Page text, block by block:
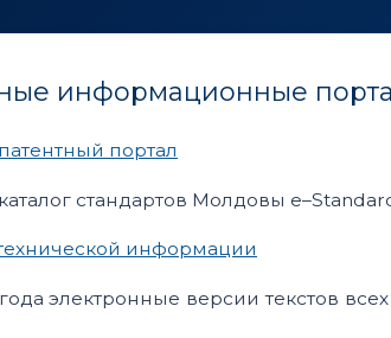
информационные
портал
стандартов Молдовы
информации
электронные версии текстов